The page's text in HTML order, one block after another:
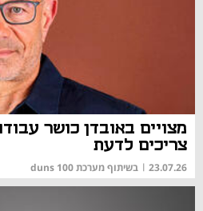
מצויים באובדן כושר
צריכים לדעת
23.07.26
| בשיתוף מערכת duns 100